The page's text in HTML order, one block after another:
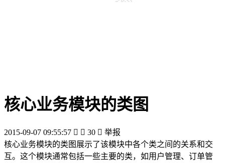
核心业务模块的类图
2015-09-07 09:55:57   30  举报
核心业务模块的类图展示了该模块中各个类之间的关系和交
互。这个模块通常包括一些主要的类，如用户管理、订单管